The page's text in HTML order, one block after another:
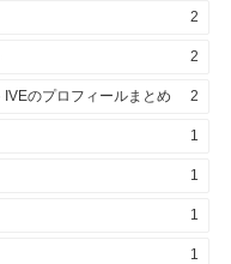
2
2
IVEのプロフィールまとめ 2
1
1
1
1